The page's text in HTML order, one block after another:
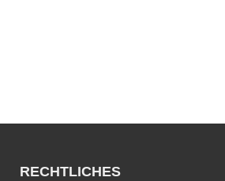
RECHTLICHES